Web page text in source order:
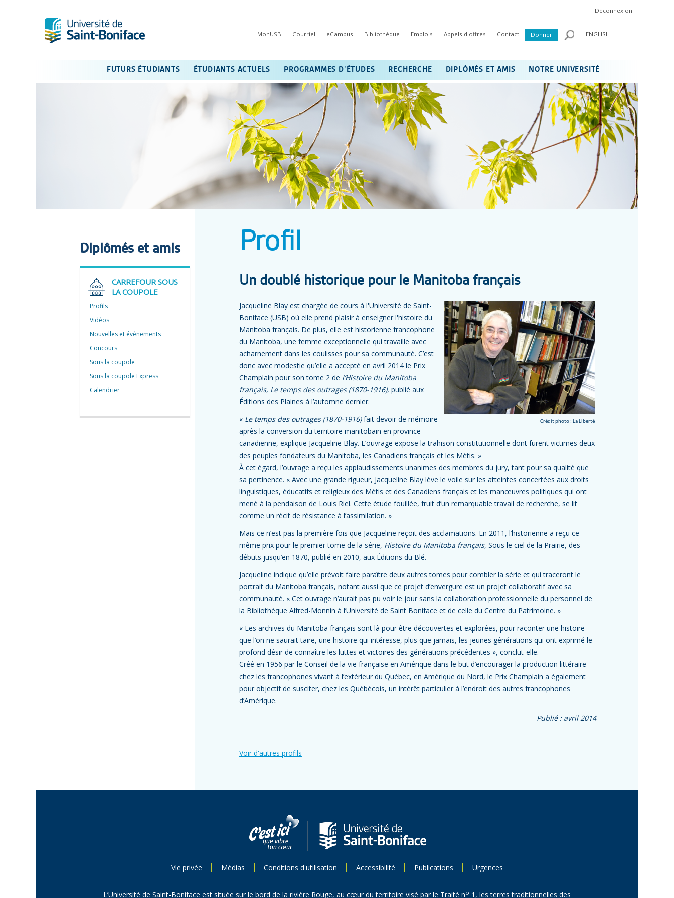
Déconnexion
MonUSB Courriel eCampus Bibliothèque Emplois Appels d'offres Contact Donner ENGLISH
FUTURS ÉTUDIANTS ÉTUDIANTS ACTUELS PROGRAMMES D’ÉTUDES RECHERCHE DIPLÔMÉS ET AMIS NOTRE UNIVERSITÉ
Profil
Un doublé historique pour le Manitoba français
Crédit photo : La Liberté
Jacqueline Blay est chargée de cours à l'Université de Saint-
Boniface (USB) où elle prend plaisir à enseigner l'histoire du
Manitoba français. De plus, elle est historienne francophone
du Manitoba, une femme exceptionnelle qui travaille avec
acharnement dans les coulisses pour sa communauté. C’est
donc avec modestie qu’elle a accepté en avril 2014 le Prix
Champlain pour son tome 2 de l’Histoire du Manitoba
français, Le temps des outrages (1870-1916), publié aux
Éditions des Plaines à l’automne dernier.
« Le temps des outrages (1870-1916)fait devoir de mémoire
après la conversion du territoire manitobain en province
canadienne, explique Jacqueline Blay. L’ouvrage expose la trahison constitutionnelle dont furent victimes deux
des peuples fondateurs du Manitoba, les Canadiens français et les Métis. »
À cet égard, l’ouvrage a reçu les applaudissements unanimes des membres du jury, tant pour sa qualité que
sa pertinence. « Avec une grande rigueur, Jacqueline Blay lève le voile sur les atteintes concertées aux droits
linguistiques, éducatifs et religieux des Métis et des Canadiens français et les manœuvres politiques qui ont
mené à la pendaison de Louis Riel. Cette étude fouillée, fruit d’un remarquable travail de recherche, se lit
comme un récit de résistance à l’assimilation. »
Mais ce n’est pas la première fois que Jacqueline reçoit des acclamations. En 2011, l’historienne a reçu ce
même prix pour le premier tome de la série, Histoire du Manitoba français, Sous le ciel de la Prairie, des
débuts jusqu’en 1870, publié en 2010, aux Éditions du Blé.
Jacqueline indique qu’elle prévoit faire paraître deux autres tomes pour combler la série et qui traceront le
portrait du Manitoba français, notant aussi que ce projet d’envergure est un projet collaboratif avec sa
communauté. « Cet ouvrage n’aurait pas pu voir le jour sans la collaboration professionnelle du personnel de
la Bibliothèque Alfred-Monnin à l’Université de Saint Boniface et de celle du Centre du Patrimoine. »
« Les archives du Manitoba français sont là pour être découvertes et explorées, pour raconter une histoire
que l’on ne saurait taire, une histoire qui intéresse, plus que jamais, les jeunes générations qui ont exprimé le
profond désir de connaître les luttes et victoires des générations précédentes », conclut-elle.
Créé en 1956 par le Conseil de la vie française en Amérique dans le but d’encourager la production littéraire
chez les francophones vivant à l’extérieur du Québec, en Amérique du Nord, le Prix Champlain a également
pour objectif de susciter, chez les Québécois, un intérêt particulier à l’endroit des autres francophones
d’Amérique.
Publié : avril 2014
Voir d'autres profils
Diplômés et amis
CARREFOUR SOUS
LA COUPOLE
Profils
Vidéos
Nouvelles et évènements
Concours
Sous la coupole
Sous la coupole Express
Calendrier
Vie privée Médias Conditions d'utilisation Accessibilité Publications Urgences
L’Université de Saint-Boniface est située sur le bord de la rivière Rouge, au cœur du territoire visé par le Traité no 1, les terres traditionnelles des